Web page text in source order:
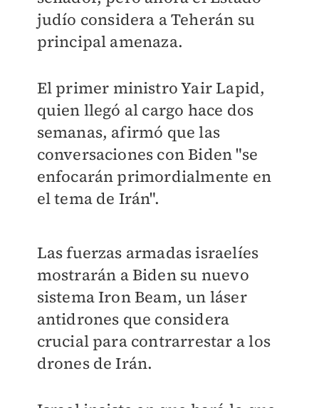
judío considera a Teherán su
principal amenaza.
El primer ministro Yair Lapid,
quien llegó al cargo hace dos
semanas, afirmó que las
conversaciones con Biden "se
enfocarán primordialmente en
el tema de Irán".
Las fuerzas armadas israelíes
mostrarán a Biden su nuevo
sistema Iron Beam, un láser
antidrones que considera
crucial para contrarrestar a los
drones de Irán.